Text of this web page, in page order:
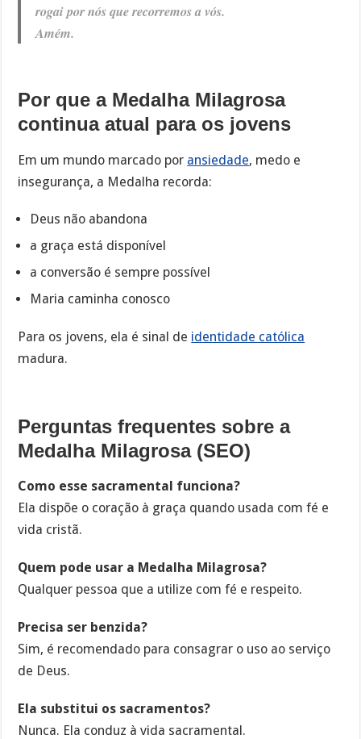
rogai por nós que recorremos a vós.
Amém.
Por que a Medalha Milagrosa
continua atual para os jovens
Em um mundo marcado por ansiedade, medo e
insegurança, a Medalha recorda:
Deus não abandona
a graça está disponível
a conversão é sempre possível
Maria caminha conosco
Para os jovens, ela é sinal de identidade católica
madura.
Perguntas frequentes sobre a
Medalha Milagrosa (SEO)
Como esse sacramental funciona?
Ela dispõe o coração à graça quando usada com fé e
vida cristã.
Quem pode usar a Medalha Milagrosa?
Qualquer pessoa que a utilize com fé e respeito.
Precisa ser benzida?
Sim, é recomendado para consagrar o uso ao serviço
de Deus.
Ela substitui os sacramentos?
Nunca. Ela conduz à vida sacramental.